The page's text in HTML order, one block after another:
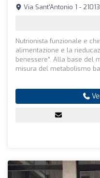
Via Sant'Antonio 1 -
Nutrionista funzionale e
alimentazione e la
benessere”. Alla base del
misura del metabolismo